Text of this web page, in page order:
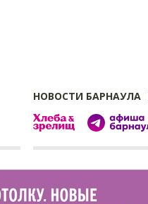
НОВОСТИ БАРНАУЛА